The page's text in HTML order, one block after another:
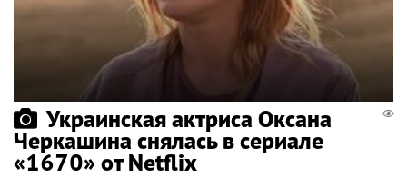
Украинская актриса Оксана
Черкашина снялась в сериале
«1670» от Netflix